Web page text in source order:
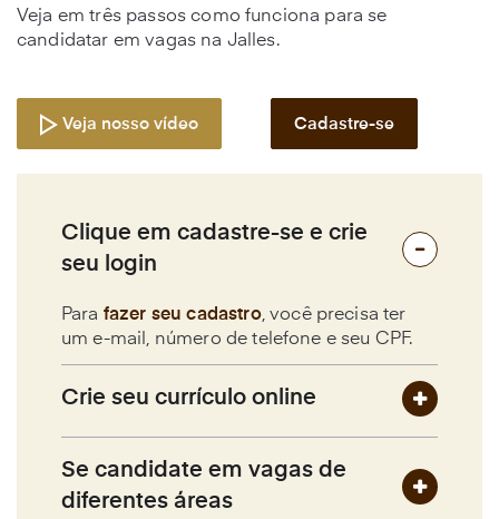
Veja em três passos como funciona para se
candidatar em vagas na Jalles.
Veja nosso vídeo Cadastre-se
Clique em cadastre-se e crie
seu login
Para fazer seu cadastro, você precisa ter
um e-mail, número de telefone e seu CPF.
Crie seu currículo online
Se candidate em vagas de
diferentes áreas